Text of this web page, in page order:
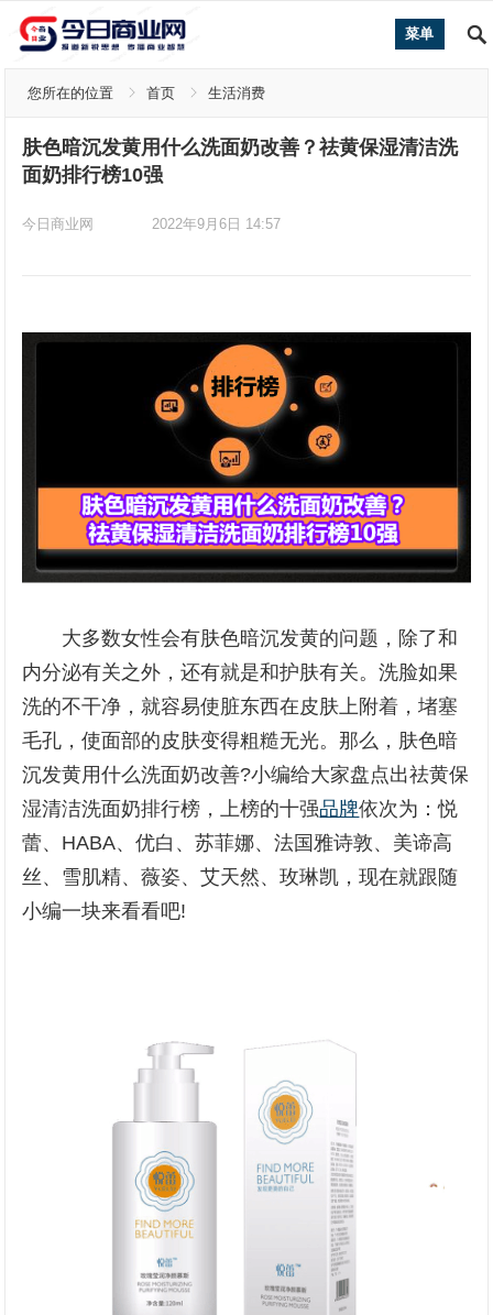
菜单
您所在的位置 首页 生活消费
肤色暗沉发黄用什么洗面奶改善？祛黄保湿清洁洗
面奶排行榜10强
今日商业网 2022年9月6日 14:57
大多数女性会有肤色暗沉发黄的问题，除了和
内分泌有关之外，还有就是和护肤有关。洗脸如果
洗的不干净，就容易使脏东西在皮肤上附着，堵塞
毛孔，使面部的皮肤变得粗糙无光。那么，肤色暗
沉发黄用什么洗面奶改善?小编给大家盘点出祛黄保
湿清洁洗面奶排行榜，上榜的十强品牌依次为：悦
蕾、HABA、优白、苏菲娜、法国雅诗敦、美谛高
丝、雪肌精、薇姿、艾天然、玫琳凯，现在就跟随
小编一块来看看吧!